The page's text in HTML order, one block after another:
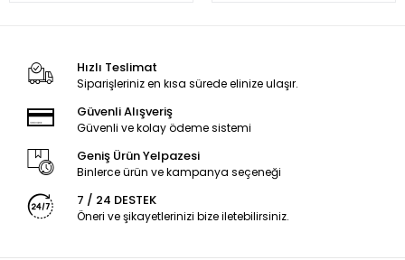
Hızlı Teslimat
Siparişleriniz en kısa sürede elinize ulaşır.
Güvenli Alışveriş
Güvenli ve kolay ödeme sistemi
Geniş Ürün Yelpazesi
Binlerce ürün ve kampanya seçeneği
7 / 24 DESTEK
Öneri ve şikayetlerinizi bize iletebilirsiniz.